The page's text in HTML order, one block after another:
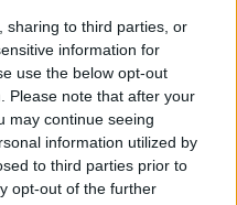
sharing to third parties, or
information for
use the below opt-out
Please note that after your
may continue seeing
information utilized by
to third parties prior to
opt-out of the further
los ojos del conductor en